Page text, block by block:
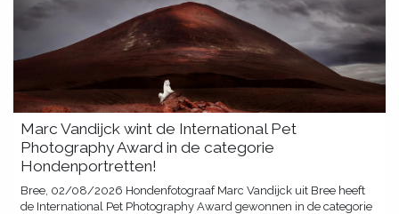
Marc Vandijck wint de International Pet
Photography Award in de categorie
Hondenportretten!
Bree, 02/08/2026 Hondenfotograaf Marc Vandijck uit Bree heeft
de International Pet Photography Award gewonnen in de categorie